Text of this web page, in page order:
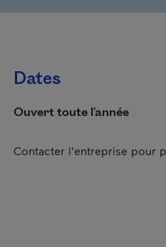
Dates
Ouvert toute l'année
Contacter l'entreprise pour